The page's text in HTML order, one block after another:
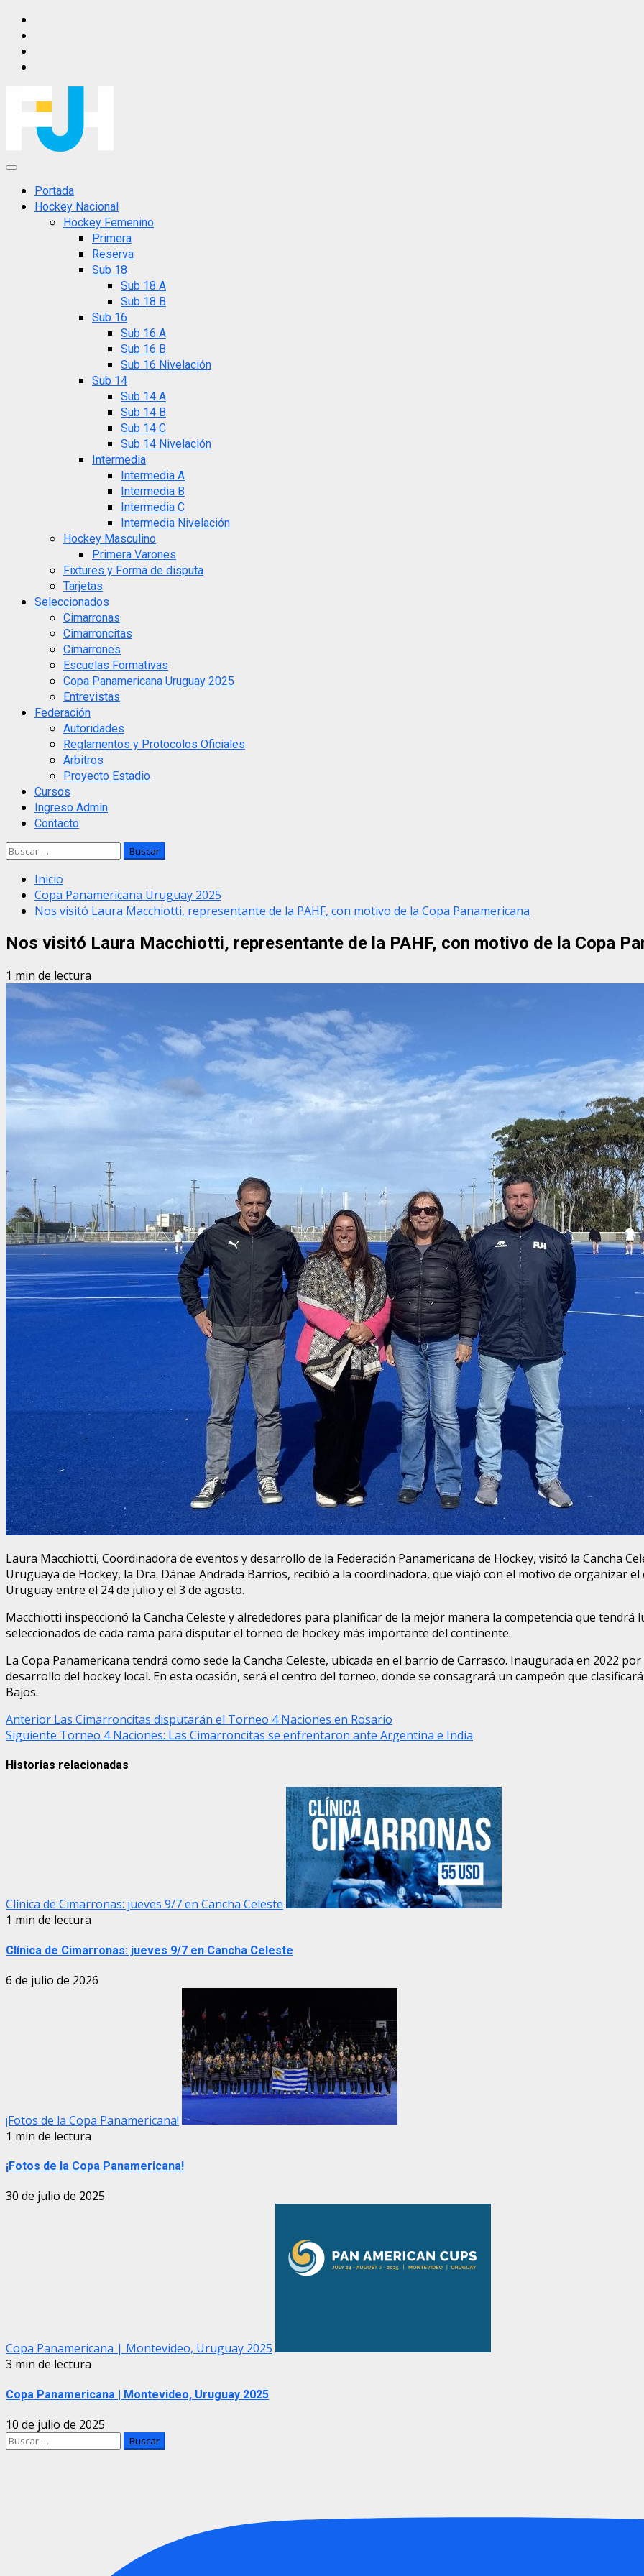
Saltar
contenido
Menú
principalPortada
Hockey Nacional
Hockey Femenino
Primera
Reserva
Sub 18
Sub 18 A
Sub 18 B
Sub 16
Sub 16 A
Sub 16 B
Sub 16 Nivelación
Sub 14
Sub 14 A
Sub 14 B
Sub 14 C
Sub 14 Nivelación
Intermedia
Intermedia A
Intermedia B
Intermedia C
Intermedia Nivelación
Hockey Masculino
Primera Varones
Fixtures y Forma de disputa
Tarjetas
Seleccionados
Cimarronas
Cimarroncitas
Cimarrones
Escuelas Formativas
Copa Panamericana Uruguay 2025
Entrevistas
Federación
Autoridades
Reglamentos y Protocolos Oficiales
Arbitros
Proyecto Estadio
Cursos
Ingreso Admin
Contacto
Buscar:
Inicio
Copa Panamericana Uruguay 2025
Nos visitó Laura Macchiotti, representante de la PAHF, con motivo de la Copa Panamericana
Nos visitó Laura Macchiotti, representante de la PAHF, con motivo de la Copa
1 min de lectura
Laura Macchiotti, Coordinadora de eventos y desarrollo de la Federación Panamericana de Hockey, visitó la Cancha
Uruguaya de Hockey, la Dra. Dánae Andrada Barrios, recibió a la coordinadora, que viajó con el motivo de organizar
Uruguay entre el 24 de julio y el 3 de agosto.
Macchiotti inspeccionó la Cancha Celeste y alrededores para planificar de la mejor manera la competencia que
seleccionados de cada rama para disputar el torneo de hockey más importante del continente.
La Copa Panamericana tendrá como sede la Cancha Celeste, ubicada en el barrio de Carrasco. Inaugurada en 2022
desarrollo del hockey local. En esta ocasión, será el centro del torneo, donde se consagrará un campeón que
Bajos.
Post
navigation
Anterior Las Cimarroncitas disputarán el Torneo 4 Naciones en Rosario
Siguiente Torneo 4 Naciones: Las Cimarroncitas se enfrentaron ante Argentina e India
Historias relacionadas
Clínica de Cimarronas: jueves 9/7 en Cancha Celeste
1 min de lectura
Clínica de Cimarronas: jueves 9/7 en Cancha Celeste
6 de julio de 2026
¡Fotos de la Copa Panamericana!
1 min de lectura
¡Fotos de la Copa Panamericana!
30 de julio de 2025
Copa Panamericana | Montevideo, Uruguay 2025
3 min de lectura
Copa Panamericana | Montevideo, Uruguay 2025
10 de julio de 2025
Buscar: